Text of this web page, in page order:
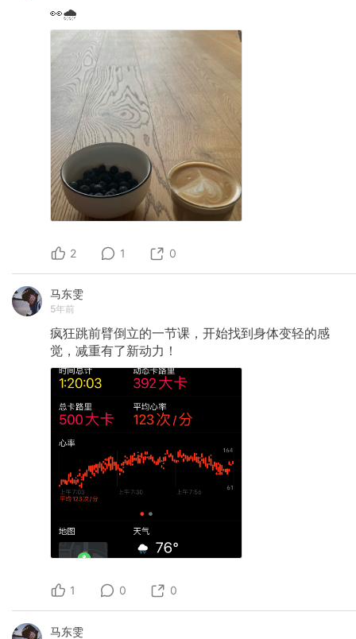
👀🌧️
2 1 0
马东雯
5年前
疯狂跳前臂倒立的一节课，开始找到身体变轻的感
觉，减重有了新动力！
1 0 0
马东雯